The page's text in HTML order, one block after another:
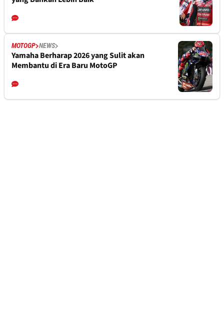
MOTOGP NEWS
Yamaha Berharap 2026 yang Sulit akan
Membantu di Era Baru MotoGP